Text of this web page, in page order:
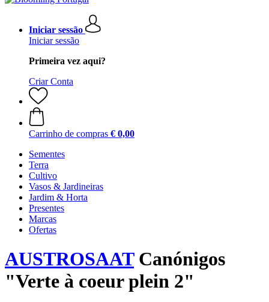
Iniciar sessão
Iniciar sessão
Primeira vez aqui?
Criar Conta
Carrinho de compras € 0,00
Sementes
Terra
Cultivo
Vasos & Jardineiras
Jardim & Horta
Presentes
Marcas
Ofertas
AUSTROSAATCanónigos
"Verte à coeur plein 2"